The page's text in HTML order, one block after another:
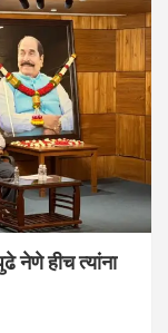
नेणे हीच त्यांना